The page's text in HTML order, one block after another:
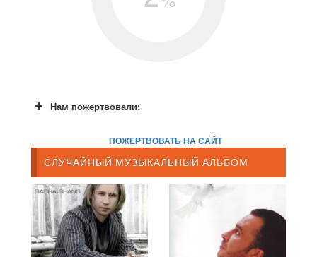
Нам пожертвовали:
ПОЖЕРТВОВАТЬ НА САЙТ
СЛУЧАЙНЫЙ МУЗЫКАЛЬНЫЙ АЛЬБОМ